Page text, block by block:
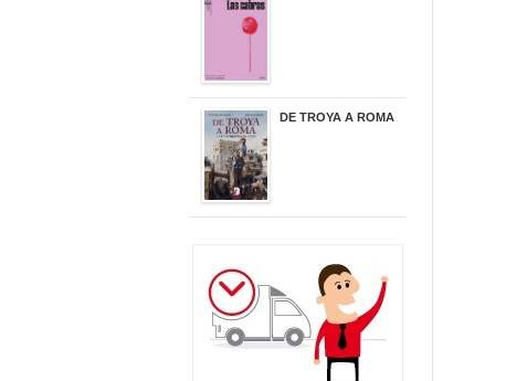
DE TROYA A ROMA